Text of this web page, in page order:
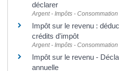
déclarer
Argent - Impôts - Consommation
Impôt sur le revenu :
crédits d'impôt
Argent - Impôts - Consommation
Impôt sur le revenu -
annuelle